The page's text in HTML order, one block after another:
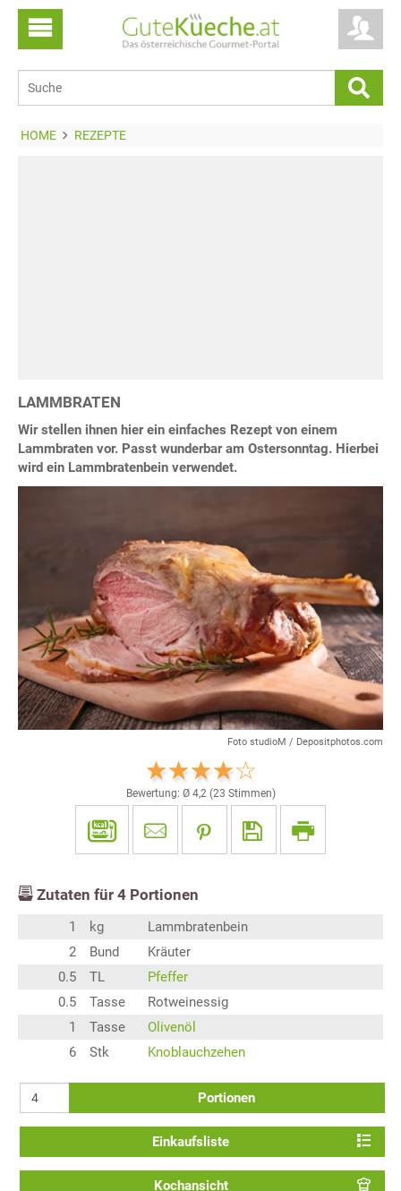
HOME REZEPTE
LAMMBRATEN
Wir stellen ihnen hier ein einfaches Rezept von einem
Lammbraten vor. Passt wunderbar am Ostersonntag. Hierbei
wird ein Lammbratenbein verwendet.
Foto studioM / Depositphotos.com
Bewertung: Ø 4,2(23 Stimmen)
Zutaten für 4 Portionen
1 kg
Lammbratenbein
2
Bund
Kräuter
0.5
TL
Pfeffer
0.5
Tasse
Rotweinessig
1
Tasse
Olivenöl
6
Stk Knoblauchzehen
Portionen
Einkaufsliste
Kochansicht